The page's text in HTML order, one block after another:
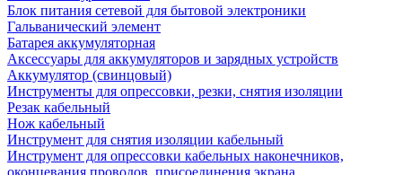
Блок питания сетевой для бытовой электроники
Гальванический элемент
Батарея аккумуляторная
Аксессуары для аккумуляторов и зарядных устройств
Аккумулятор (свинцовый)
Инструменты для опрессовки, резки, снятия изоляции
Резак кабельный
Нож кабельный
Инструмент для снятия изоляции кабельный
Инструмент для опрессовки кабельных наконечников,
оконцевания проводов, присоединения экрана